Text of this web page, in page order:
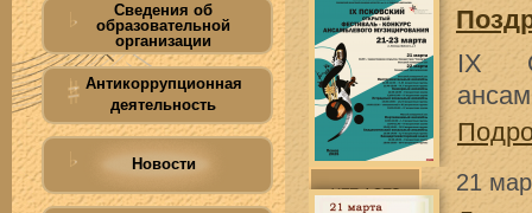
Сведения об
образовательной
организации
Антикоррупционная
деятельность
Новости
IX
21